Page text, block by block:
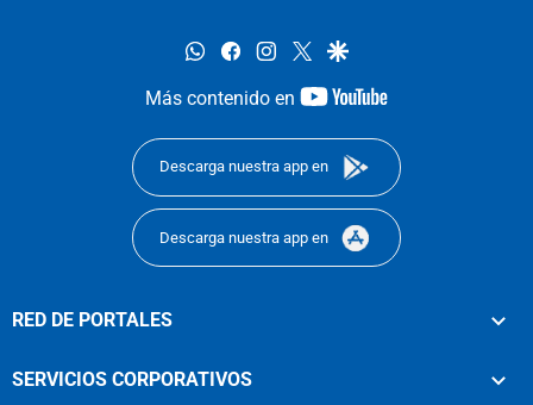
whatsappfacebookinstagram
twittergoogle
Más contenido en
youtube-
Descarga nuestra app en
Descarga nuestra app en
RED DE PORTALES
SERVICIOS CORPORATIVOS